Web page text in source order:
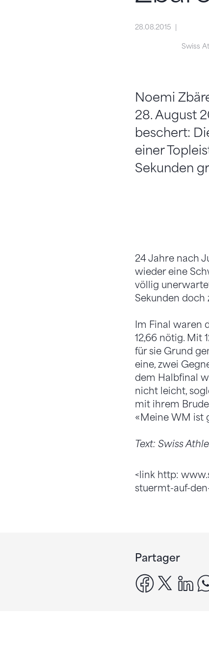
28.08.2015
Swiss
Noemi
28. August
beschert:
einer
Sekunden
24 Jahre nach
wieder eine
völlig
Sekunden doch
Im Final waren
12,66 nötig. Mit
für sie Grund
eine, zwei
dem Halbfinal
nicht leicht,
mit ihrem
«Meine WM ist
Text: Swiss
<link http:
stuermt-auf-
Partager
facebook
x